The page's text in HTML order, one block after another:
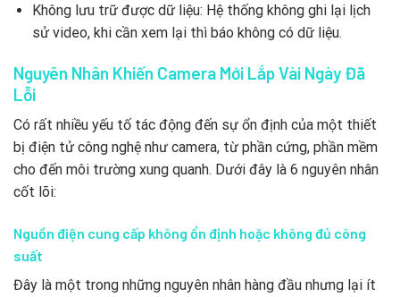
Không lưu trữ được dữ liệu: Hệ thống không ghi lại lịch
sử video, khi cần xem lại thì báo không có dữ liệu.
Nguyên Nhân Khiến Camera Mới Lắp Vài Ngày Đã
Lỗi
Có rất nhiều yếu tố tác động đến sự ổn định của một thiết
bị điện tử công nghệ như camera, từ phần cứng, phần mềm
cho đến môi trường xung quanh. Dưới đây là 6 nguyên nhân
cốt lõi:
Nguồn điện cung cấp không ổn định hoặc không đủ công
suất
Đây là một trong những nguyên nhân hàng đầu nhưng lại ít